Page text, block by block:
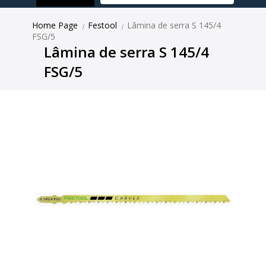
Home Page | Festool | Lâmina de serra S 145/4
FSG/5
Lâmina de serra S 145/4
FSG/5